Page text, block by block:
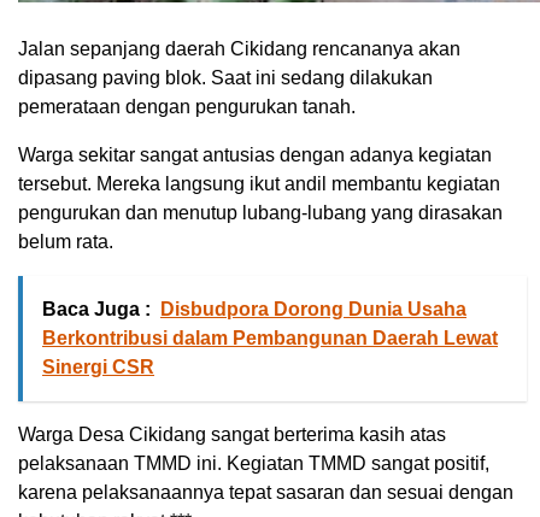
Jalan sepanjang daerah Cikidang rencananya akan
dipasang paving blok. Saat ini sedang dilakukan
pemerataan dengan pengurukan tanah.
Warga sekitar sangat antusias dengan adanya kegiatan
tersebut. Mereka langsung ikut andil membantu kegiatan
pengurukan dan menutup lubang-lubang yang dirasakan
belum rata.
Baca Juga :
Disbudpora Dorong Dunia Usaha
Berkontribusi dalam Pembangunan Daerah Lewat
Sinergi CSR
Warga Desa Cikidang sangat berterima kasih atas
pelaksanaan TMMD ini. Kegiatan TMMD sangat positif,
karena pelaksanaannya tepat sasaran dan sesuai dengan